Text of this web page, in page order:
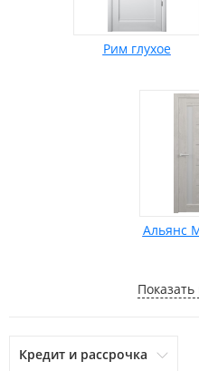
Рим глухое
Альянс
Кредит и рассрочка